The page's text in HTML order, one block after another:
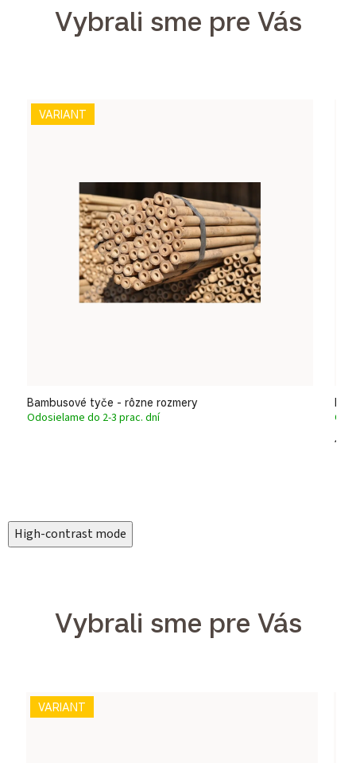
Vybrali sme pre Vás
VARIANT
Bambusové tyče - rôzne rozmery
Odosielame do 2-3 prac. dní
High-contrast mode
Vybrali sme pre Vás
VARIANT